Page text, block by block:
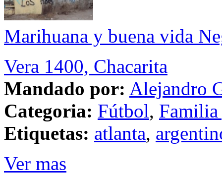
Marihuana y buena vida
Vera 1400, Chacarita
Mandado por: Alejandro
Categoria: Fútbol,
Etiquetas: atlanta,
Ver mas